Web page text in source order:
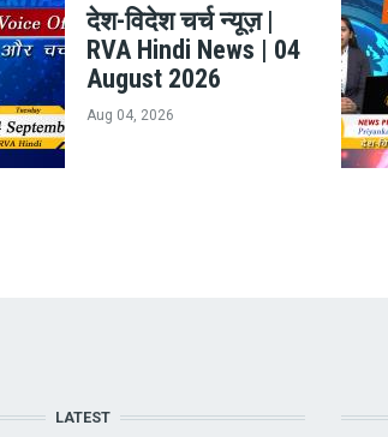
देश-विदेश चर्च न्यूज़ |
RVA Hindi News | 04
August 2026
Aug 04, 2026
LATEST